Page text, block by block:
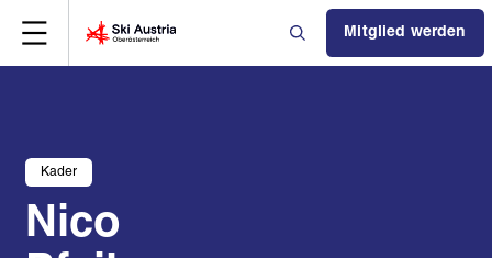
Mitglied werden
Kader
Nico